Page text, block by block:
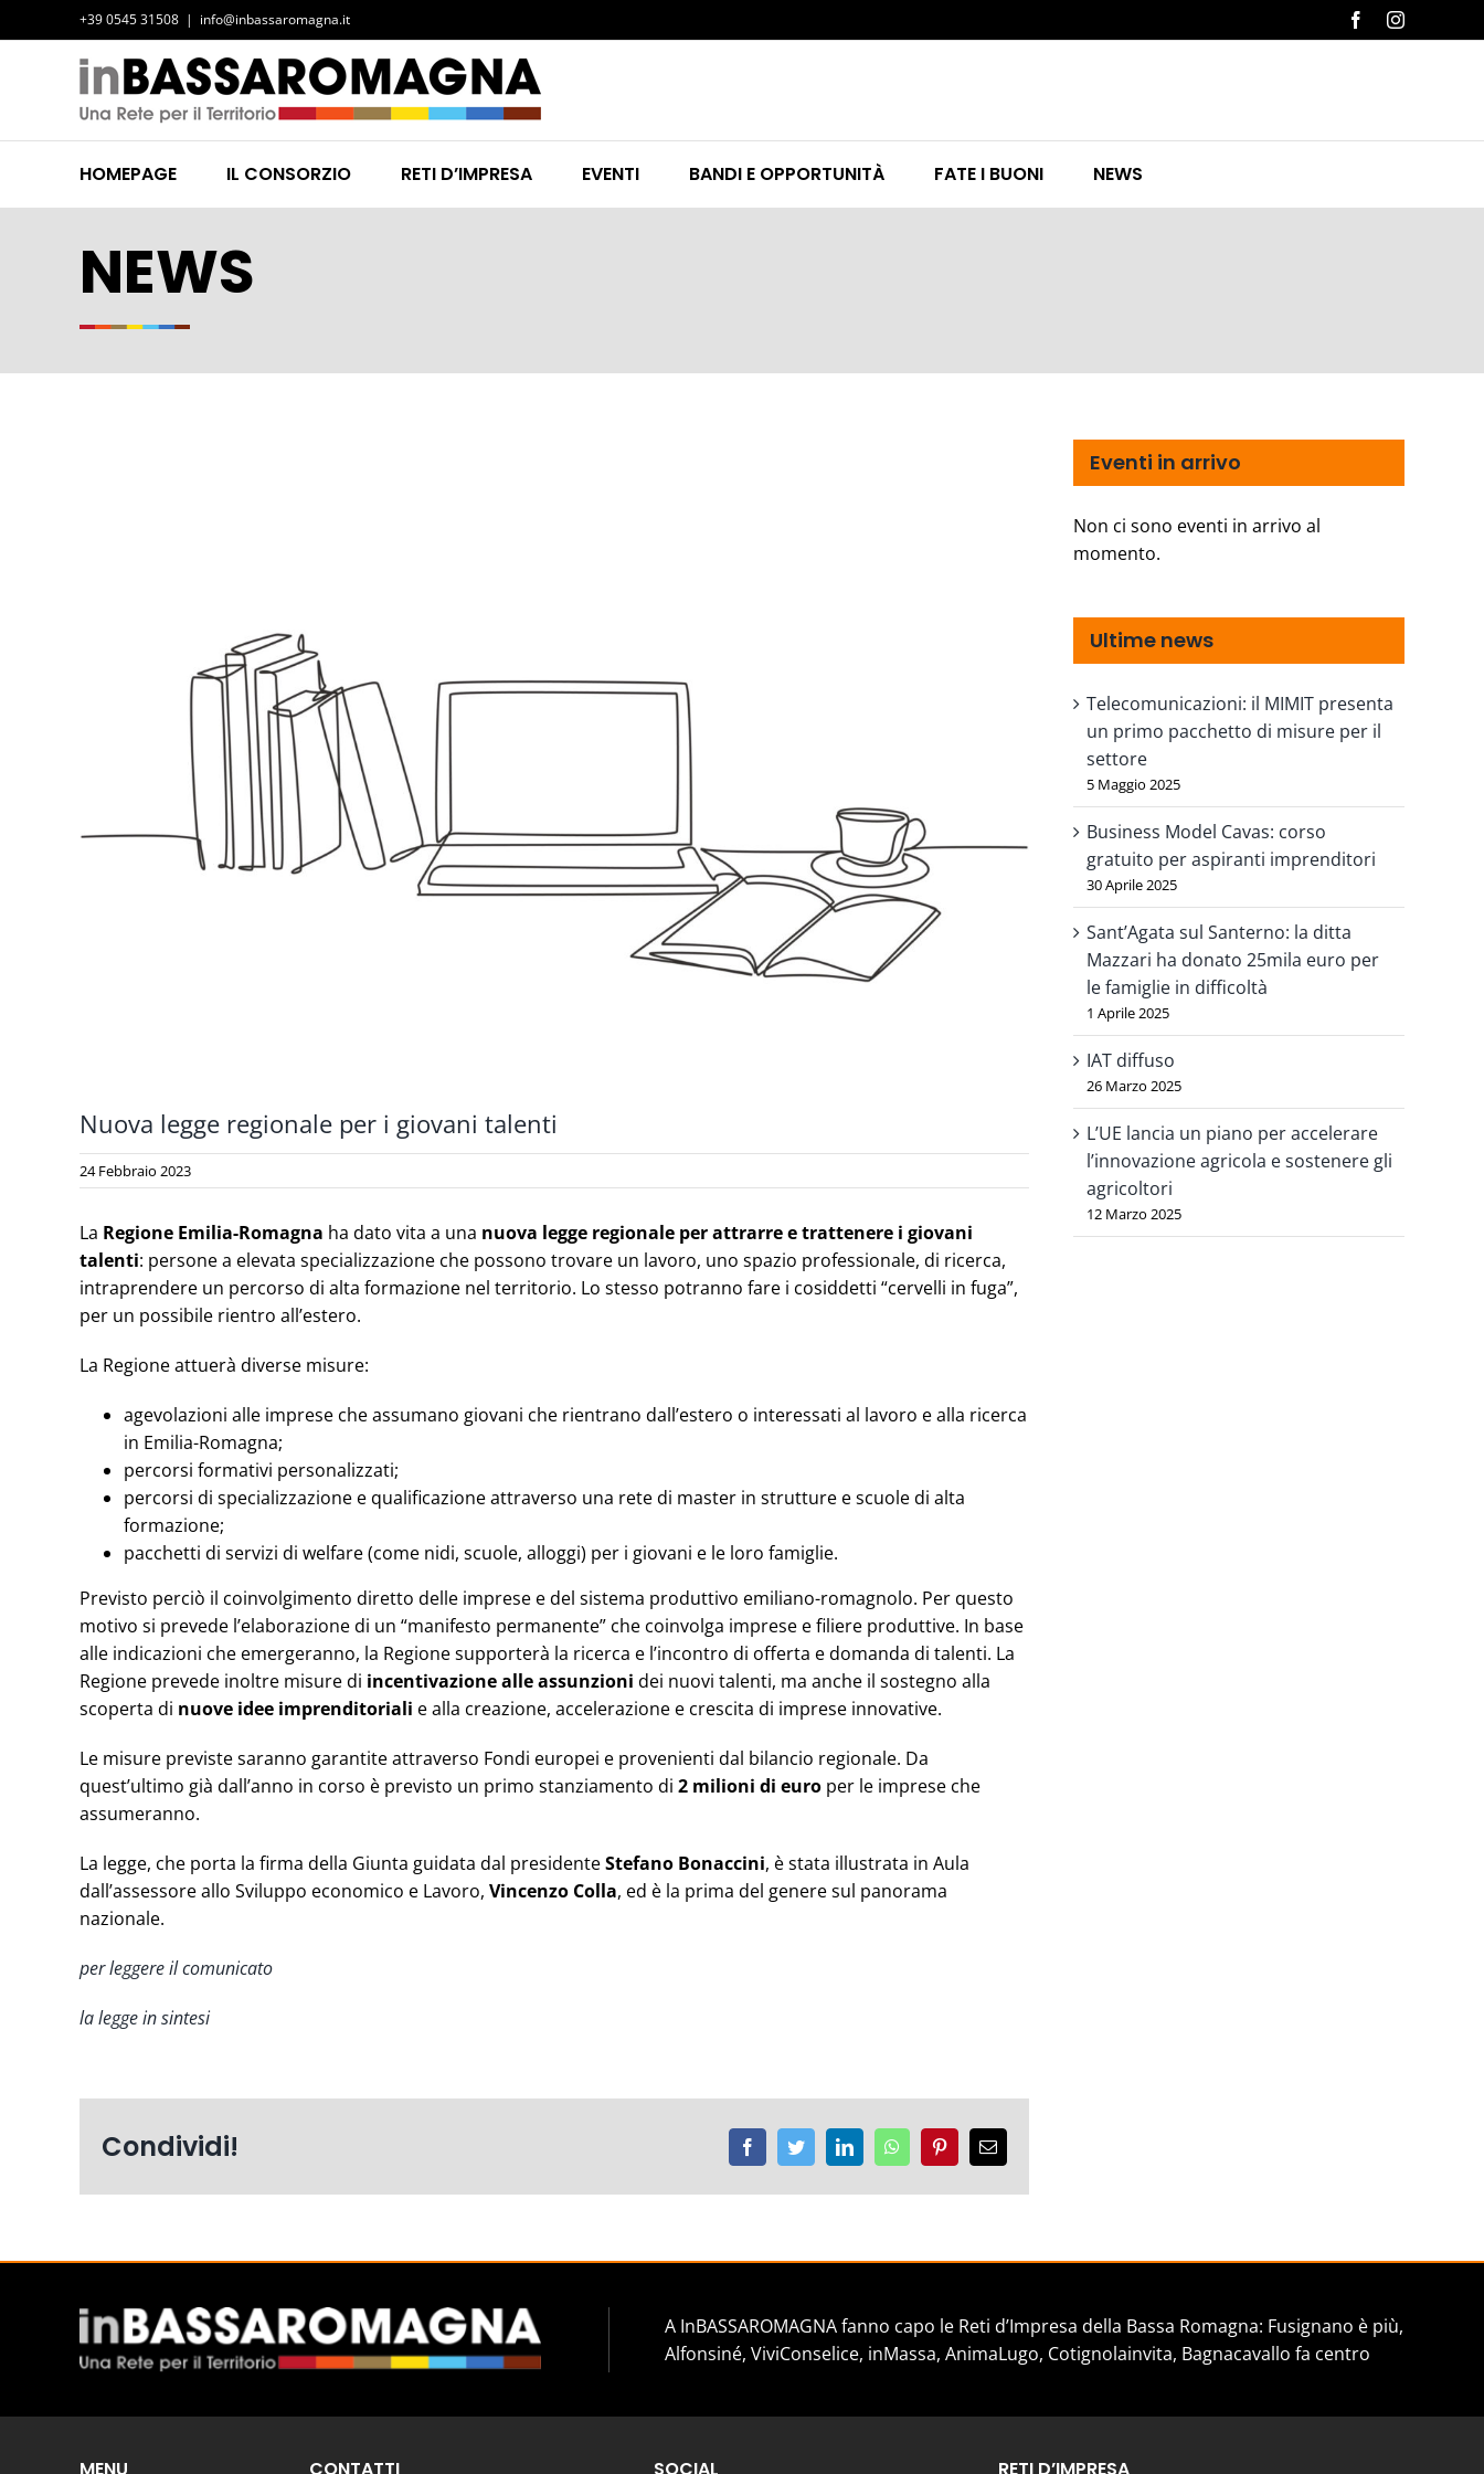
al
contenuto
+39 0545 31508 | info@inbassaromagna.it FacebookInstagram
HOMEPAGE IL CONSORZIO RETI D’IMPRESA EVENTI BANDI E OPPORTUNITÀ FATE I BUONI NEWS
NEWS
Nuova legge regionale per i giovani talenti
24 Febbraio 2023
La Regione Emilia-Romagna ha dato vita a una nuova legge regionale per attrarre e trattenere i giovani
talenti: persone a elevata specializzazione che possono trovare un lavoro, uno spazio professionale, di ricerca,
intraprendere un percorso di alta formazione nel territorio. Lo stesso potranno fare i cosiddetti “cervelli in fuga”,
per un possibile rientro all’estero.
La Regione attuerà diverse misure:
agevolazioni alle imprese che assumano giovani che rientrano dall’estero o interessati al lavoro e alla ricerca
in Emilia-Romagna;
percorsi formativi personalizzati;
percorsi di specializzazione e qualificazione attraverso una rete di master in strutture e scuole di alta
formazione;
pacchetti di servizi di welfare (come nidi, scuole, alloggi) per i giovani e le loro famiglie.
Previsto perciò il coinvolgimento diretto delle imprese e del sistema produttivo emiliano-romagnolo. Per questo
motivo si prevede l’elaborazione di un “manifesto permanente” che coinvolga imprese e filiere produttive. In base
alle indicazioni che emergeranno, la Regione supporterà la ricerca e l’incontro di offerta e domanda di talenti. La
Regione prevede inoltre misure di incentivazione alle assunzioni dei nuovi talenti, ma anche il sostegno alla
scoperta di nuove idee imprenditoriali e alla creazione, accelerazione e crescita di imprese innovative.
Le misure previste saranno garantite attraverso Fondi europei e provenienti dal bilancio regionale. Da
quest’ultimo già dall’anno in corso è previsto un primo stanziamento di 2 milioni di euro per le imprese che
assumeranno.
La legge, che porta la firma della Giunta guidata dal presidenteStefano Bonaccini, è stata illustrata in Aula
dall’assessore allo Sviluppo economico e Lavoro, Vincenzo Colla, ed è la prima del genere sul panorama
nazionale.
per leggere il comunicato
la legge in sintesi
Condividi! FacebookTwitterLinkedInWhatsAppPinterestEmail
Eventi in arrivo
Non ci sono eventi in arrivo al
momento.
Ultime news
Telecomunicazioni: il MIMIT presenta
un primo pacchetto di misure per il
settore
5 Maggio 2025
Business Model Cavas: corso
gratuito per aspiranti imprenditori
30 Aprile 2025
Sant’Agata sul Santerno: la ditta
Mazzari ha donato 25mila euro per
le famiglie in difficoltà
1 Aprile 2025
IAT diffuso
26 Marzo 2025
L’UE lancia un piano per accelerare
l’innovazione agricola e sostenere gli
agricoltori
12 Marzo 2025
A InBASSAROMAGNA fanno capo le Reti d’Impresa della Bassa Romagna: Fusignano è più,
Alfonsiné, ViviConselice, inMassa, AnimaLugo, Cotignolainvita, Bagnacavallo fa centro